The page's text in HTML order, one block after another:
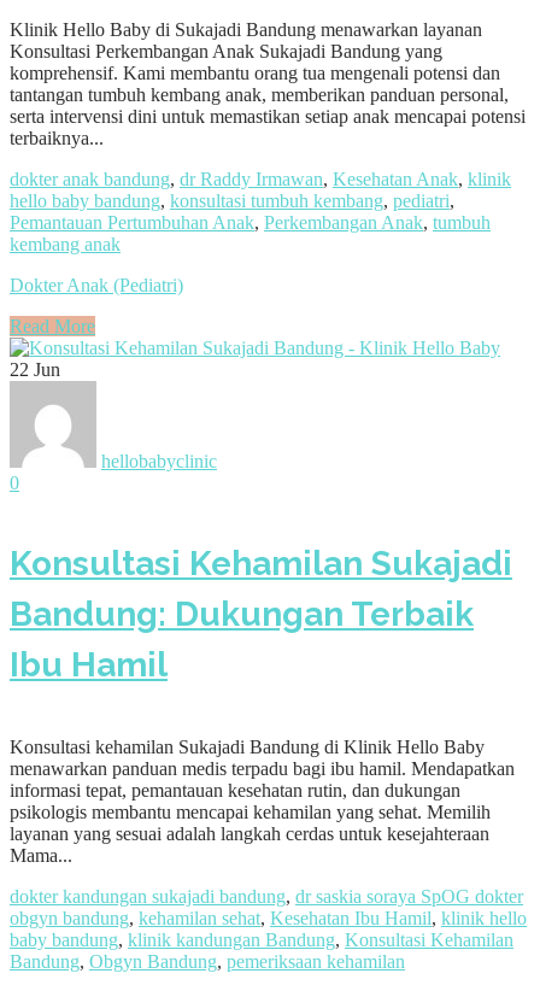
Klinik Hello Baby di Sukajadi Bandung menawarkan layanan
Konsultasi Perkembangan Anak Sukajadi Bandung yang
komprehensif. Kami membantu orang tua mengenali potensi dan
tantangan tumbuh kembang anak, memberikan panduan personal,
serta intervensi dini untuk memastikan setiap anak mencapai potensi
terbaiknya...
dokter anak bandung, dr Raddy Irmawan, Kesehatan Anak, klinik
hello baby bandung, konsultasi tumbuh kembang, pediatri,
Pemantauan Pertumbuhan Anak, Perkembangan Anak, tumbuh
kembang anak
Dokter Anak (Pediatri)
Read More
22 Jun
hellobabyclinic
0
Konsultasi Kehamilan Sukajadi
Bandung: Dukungan Terbaik
Ibu Hamil
Konsultasi kehamilan Sukajadi Bandung di Klinik Hello Baby
menawarkan panduan medis terpadu bagi ibu hamil. Mendapatkan
informasi tepat, pemantauan kesehatan rutin, dan dukungan
psikologis membantu mencapai kehamilan yang sehat. Memilih
layanan yang sesuai adalah langkah cerdas untuk kesejahteraan
Mama...
dokter kandungan sukajadi bandung, dr saskia soraya SpOG dokter
obgyn bandung, kehamilan sehat, Kesehatan Ibu Hamil, klinik hello
baby bandung, klinik kandungan Bandung, Konsultasi Kehamilan
Bandung, Obgyn Bandung, pemeriksaan kehamilan